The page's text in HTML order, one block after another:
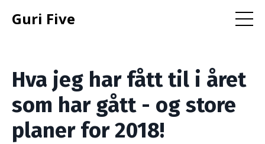
Guri Five
Hva jeg har fått til i året
som har gått - og store
planer for 2018!